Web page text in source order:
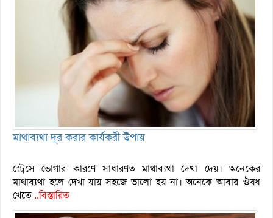
মাথাব্যথা দূর করার কার্যকরী উপায়
স্ট্রেসে ভোগার কারণে সাধারণত মাথাব্যথা দেখা দেয়। অনেকের
মাথাব্যথা হলে দেখা যায় সহজে ভালো হয় না। অনেকে আবার ঔষধ
খেতে ..বিস্তারিত